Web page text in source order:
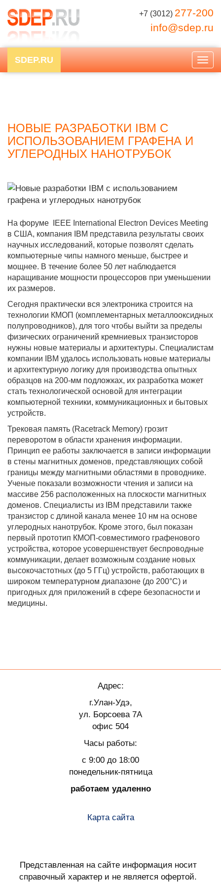
+7 (3012) 277-200
info@sdep.ru
SDEP.RU
НОВЫЕ РАЗРАБОТКИ IBM С
ИСПОЛЬЗОВАНИЕМ ГРАФЕНА И
УГЛЕРОДНЫХ НАНОТРУБОК
На форуме IEEE International Electron Devices Meeting
в США, компания IBM представила результаты своих
научных исследований, которые позволят сделать
компьютерные чипы намного меньше, быстрее и
мощнее. В течение более 50 лет наблюдается
наращивание мощности процессоров при уменьшении
их размеров.
Сегодня практически вся электроника строится на
технологии КМОП (комплементарных металлооксидных
полупроводников), для того чтобы выйти за пределы
физических ограничений кремниевых транзисторов
нужны новые материалы и архитектуры. Специалистам
компании IBM удалось использовать новые материалы
и архитектурную логику для производства опытных
образцов на 200-мм подложках, их разработка может
стать технологической основой для интеграции
компьютерной техники, коммуникационных и бытовых
устройств.
Трековая память (Racetrack Memory) грозит
переворотом в области хранения информации.
Принцип ее работы заключается в записи информации
в стены магнитных доменов, представляющих собой
границы между магнитными областями в проводнике.
Ученые показали возможности чтения и записи на
массиве 256 расположенных на плоскости магнитных
доменов. Специалисты из IBM представили также
транзистор с длиной канала менее 10 нм на основе
углеродных нанотрубок. Кроме этого, был показан
первый прототип КМОП-совместимого графенового
устройства, которое усовершенствует беспроводные
коммуникации, делает возможным создание новых
высокочастотных (до 5 ГГц) устройств, работающих в
широком температурном диапазоне (до 200°С) и
пригодных для приложений в сфере безопасности и
медицины.
Адрес:
г.Улан-Удэ,
ул. Борсоева 7А
офис 504
Часы работы:
с 9:00 до 18:00
понедельник-пятница
работаем удаленно
Карта сайта
Представленная на сайте информация носит
справочный характер и не является офертой.